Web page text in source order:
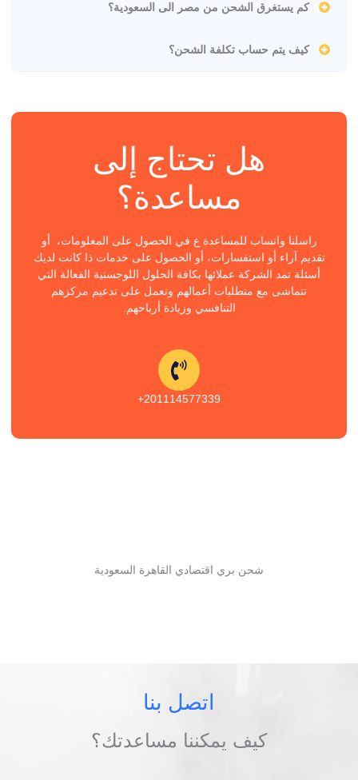
كم يستغرق الشحن من مصر الى السعودية؟
كيف يتم حساب تكلفة الشحن؟
هل تحتاج إلى
مساعدة؟
راسلنا واتساب للمساعدة ع في الحصول على المعلومات، أو
تقديم آراء أو استفسارات، أو الحصول على خدمات ذا كانت لديك
أسئلة تمد الشركة عملائها بكافة الحلول اللوجستية الفعالة التي
تتماشى مع متطلبات أعمالهم وتعمل على تدعيم مركزهم
التنافسي وزيادة أرباحهم.
201114577339+
شحن بري اقتصادي القاهرة السعودية
اتصل بنا
كيف يمكننا مساعدتك؟